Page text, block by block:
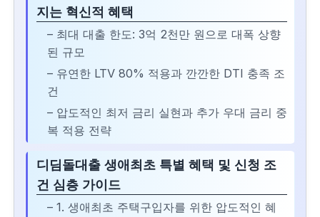
지는 혁신적 혜택
– 최대 대출 한도: 3억 2천만 원으로 대폭 상향
된 규모
– 유연한 LTV 80% 적용과 깐깐한 DTI 충족 조
건
– 압도적인 최저 금리 실현과 추가 우대 금리 중
복 적용 전략
디딤돌대출 생애최초 특별 혜택 및 신청 조
건 심층 가이드
– 1. 생애최초 주택구입자를 위한 압도적인 혜